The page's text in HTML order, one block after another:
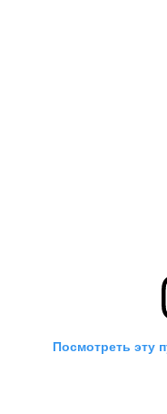
Посмотреть эту